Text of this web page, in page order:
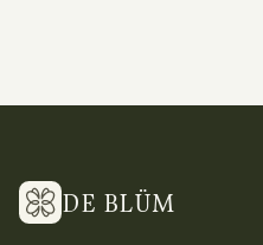
DE BLÜM